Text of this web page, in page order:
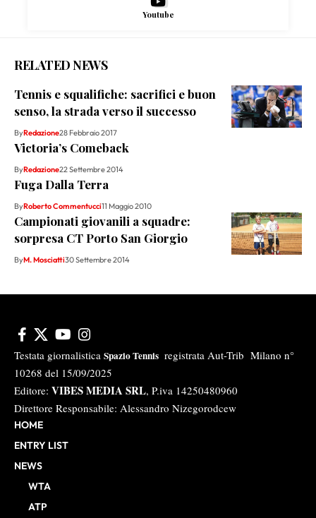
Youtube
RELATED NEWS
Tennis e squalifiche: sacrifici e buon
senso, la strada verso il successo
ByRedazione28 Febbraio 2017
Victoria’s Comeback
ByRedazione22 Settembre 2014
Fuga Dalla Terra
ByRoberto Commentucci11 Maggio 2010
Campionati giovanili a squadre:
sorpresa CT Porto San Giorgio
ByM. Mosciatti30 Settembre 2014
Testata giornalistica Spazio Tennis registrata Aut-Trib Milano n°
10268 del 15/09/2025
Editore: VIBES MEDIA SRL, P.iva 14250480960
Direttore Responsabile: Alessandro Nizegorodcew
HOME
ENTRY LIST
NEWS
WTA
ATP